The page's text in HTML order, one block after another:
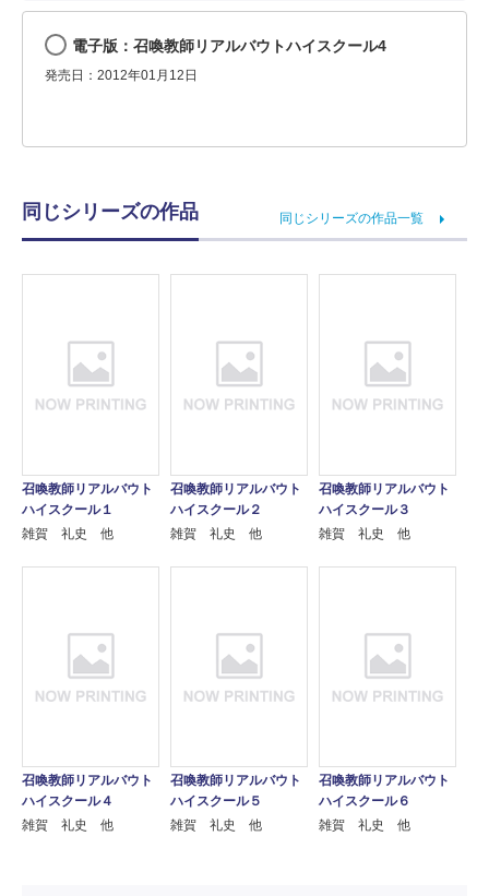
電子版：召喚教師リアルバウトハイスクール4
発売日：2012年01月12日
同じシリーズの作品 同じシリーズの作品一覧
召喚教師リアルバウト
ハイスクール１
雑賀 礼史 他
召喚教師リアルバウト
ハイスクール２
雑賀 礼史 他
召喚教師リアルバウト
ハイスクール３
雑賀 礼史 他
召喚教師リアルバウト
ハイスクール４
雑賀 礼史 他
召喚教師リアルバウト
ハイスクール５
雑賀 礼史 他
召喚教師リアルバウト
ハイスクール６
雑賀 礼史 他